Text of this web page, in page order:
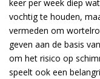
keer per week diep
vochtig te houden,
vermeden om
geven aan de basis
om het risico op
speelt ook een